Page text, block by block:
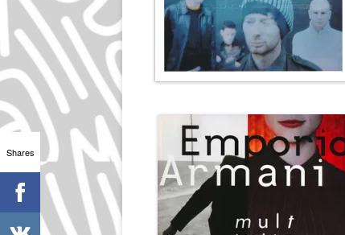
Shares